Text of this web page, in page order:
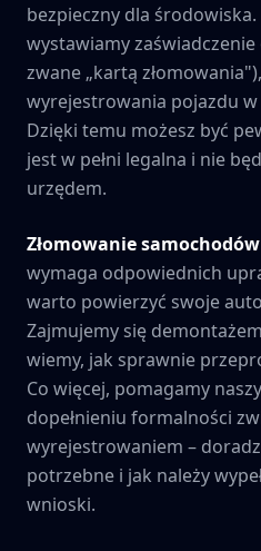
bezpieczny dla
wystawiamy
zwane „kartą
wyrejestrowania pojazdu
Dzięki temu możesz być
jest w pełni legalna i nie
urzędem.
Złomowanie samochodów
wymaga odpowiednich
warto powierzyć swoje
Zajmujemy się
wiemy, jak sprawnie
Co więcej, pomagamy
dopełnieniu formalności
wyrejestrowaniem –
potrzebne i jak należy
wnioski.